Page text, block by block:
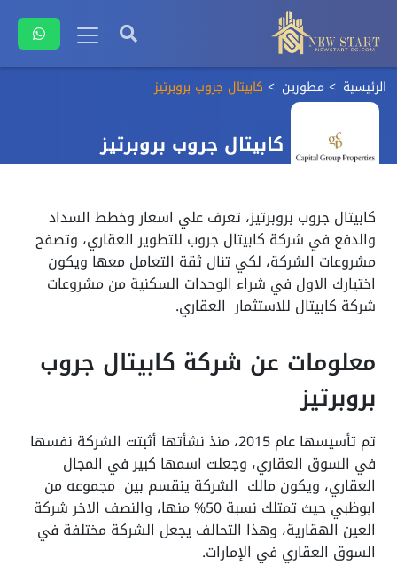
الرئيسية مطورين كابيتال جروب بروبرتيز
كابيتال جروب بروبرتيز
كابيتال جروب بروبرتيز، تعرف علي اسعار وخطط السداد
والدفع في شركة كابيتال جروب للتطوير العقاري، وتصفح
مشروعات الشركة، لكي تنال ثقة التعامل معها ويكون
اختيارك الاول في شراء الوحدات السكنية من مشروعات
شركة كابيتال للاستثمار العقاري.
معلومات عن شركة كابيتال جروب
بروبرتيز
تم تأسيسها عام 2015، منذ نشأتها أثبتت الشركة نفسها
في السوق العقاري، وجعلت اسمها كبير في المجال
العقاري، ويكون مالك الشركة ينقسم بين مجموعه من
ابوظبي حيث تمتلك نسبة 50% منها، والنصف الاخر شركة
العين الهقارية، وهذا التحالف يجعل الشركة مختلفة في
السوق العقاري في الإمارات.